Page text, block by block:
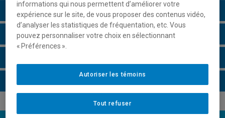
Description du cours
Horaire - Été 2026
informations qui nous permettent d’améliorer votre
expérience sur le site, de vous proposer des contenus vidéo,
d’analyser les statistiques de fréquentation, etc. Vous
pouvez personnaliser votre choix en sélectionnant
« Préférences ».
Tout refuser
Autoriser les témoins